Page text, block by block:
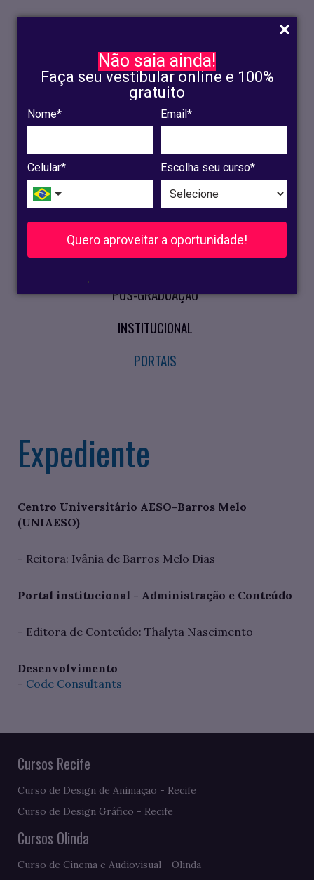
Não saia ainda!
Faça seu vestibular online e 100%
gratuito
Nome* Email*
Celular* Escolha seu curso*
Quero aproveitar a oportunidade!
.
INSCRIÇÃO
OLINDA
RECIFE
VESTIBULAR
CURSOS PRESENCIAIS
PÓS-GRADUAÇÃO
INSTITUCIONAL
PORTAIS
Expediente
Centro Universitário AESO-Barros Melo
(UNIAESO)
- Reitora: Ivânia de Barros Melo Dias
Portal institucional - Administração e Conteúdo
- Editora de Conteúdo: Thalyta Nascimento
Desenvolvimento
- Code Consultants
Cursos Recife
Curso de Design de Animação - Recife
Curso de Design Gráfico - Recife
Cursos Olinda
Curso de Cinema e Audiovisual - Olinda